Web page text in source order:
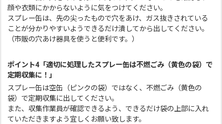
顔や衣類にかからないように気をつけてください。
スプレー缶は、先の尖ったもので穴をあけ、ガス抜きされている
ことが分かりやすいようできるだけ潰してから出してください。
（市販の穴あけ器具を使うと便利です。）
ポイント4「適切に処理したスプレー缶は不燃ごみ（黄色の袋）で
定期収集に！」
スプレー缶は空缶（ピンクの袋）ではなく、不燃ごみ（黄色の
袋）で定期収集に出してください。
また、収集作業員が確認できるよう、できるだけ袋の上部に入れ
ていただきますよう宜しくお願い致します。